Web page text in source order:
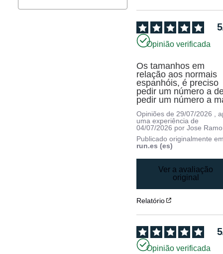
5
Opinião verificada
Os tamanhos em
relação aos normais
espanhóis, é preciso
pedir um número a
pedir um número a
Opiniões de 29/07/2026
,
uma experiência de
04/07/2026 porJose
Publicado originalmente
run.es (es)
Ver a avaliação
original
Relatório
5
Opinião verificada